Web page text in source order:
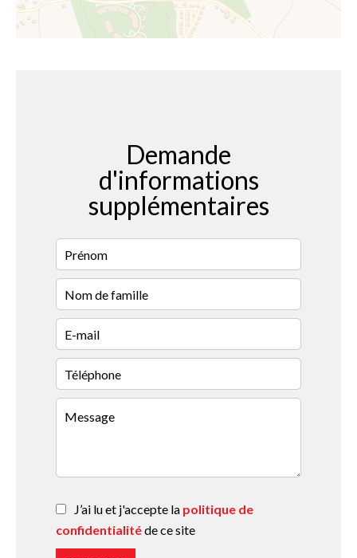
Demande
d'informations
supplémentaires
J’ai lu et j'accepte la politique de
confidentialitéde ce site